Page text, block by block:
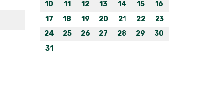
10
11 12 13 14 15
16
17
18 19 20 21 22
23
24
25 26 27 28 29
30
31